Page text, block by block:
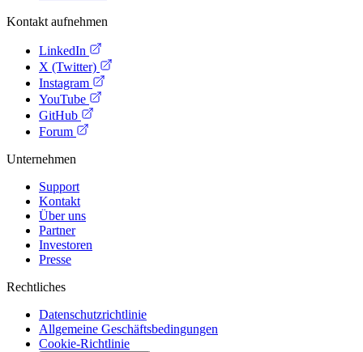
Kontakt aufnehmen
LinkedIn
X (Twitter)
Instagram
YouTube
GitHub
Forum
Unternehmen
Support
Kontakt
Über uns
Partner
Investoren
Presse
Rechtliches
Datenschutzrichtlinie
Allgemeine Geschäftsbedingungen
Cookie-Richtlinie